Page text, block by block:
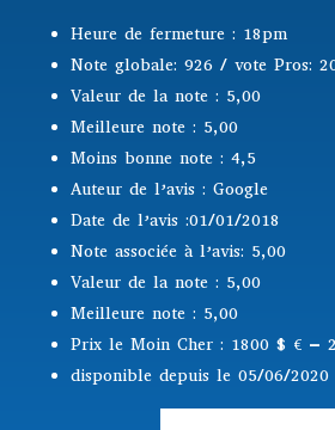
Heure de fermeture : 18pm
Note globale: 926 / vote Pros:
Valeur de la note : 5,00
Meilleure note : 5,00
Moins bonne note : 4,5
Auteur de l’avis : Google
Date de l’avis :01/01/2018
Note associée à l’avis: 5,00
Valeur de la note : 5,00
Meilleure note : 5,00
Prix le Moin Cher : 1800 $ € –
disponible depuis le 05/06/2020